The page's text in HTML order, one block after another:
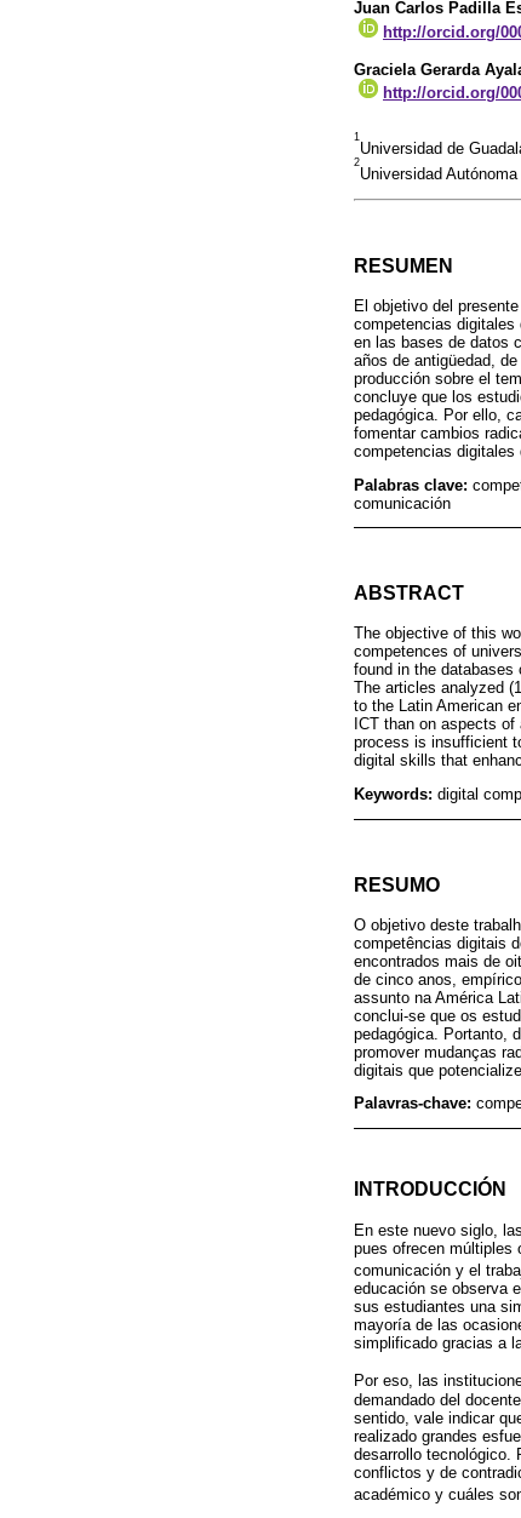
Juan Carlos Padilla
http://orcid.org/
Graciela Gerarda
http://orcid.org/
1
Universidad de
2
Universidad
RESUMEN
El objetivo del
competencias digitales
en las bases de datos
años de antigüedad,
producción sobre el
concluye que los
pedagógica. Por ello,
fomentar cambios
competencias digitales
Palabras clave:
comunicación
ABSTRACT
The objective of this
competences of
found in the databases
The articles analyzed
to the Latin American
ICT than on aspects
process is insufficient
digital skills that
Keywords: digital
RESUMO
O objetivo deste
competências digitais
encontrados mais de
de cinco anos,
assunto na América
conclui-se que os
pedagógica. Portanto,
promover mudanças
digitais que
Palavras-chave:
INTRODUCCIÓN
En este nuevo siglo,
pues ofrecen múltiples
comunicación y el
educación se observa
sus estudiantes una
mayoría de las
simplificado gracias a
Por eso, las
demandado del
sentido, vale indicar
realizado grandes
desarrollo tecnológico.
conflictos y de
académico y cuáles